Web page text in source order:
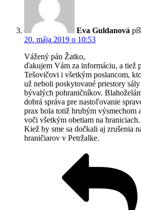
Eva Guldanová
20. mája 2019 o 10:53
Vážený pán Žatko,
ďakujem Vám za informáciu, a tiež
Tešovičovi i všetkým poslancom,
už neboli poskytované priestory
bývalých pohraničníkov.
dobrá správa pre nastoľovanie
prax bola totiž hrubým výsmechom
voči všetkým obetiam na hraniciach.
Kiež by sme sa dočkali aj zrušenia
hraničiarov v Petržalke.